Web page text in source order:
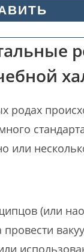
родах
или
(или